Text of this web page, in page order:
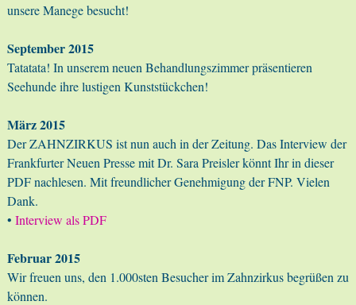
unsere Manege besucht!
September 2015
Tatatata! In unserem neuen Behandlungszimmer präsentieren
Seehunde ihre lustigen Kunststückchen!
März 2015
Der ZAHNZIRKUS ist nun auch in der Zeitung. Das Interview der
Frankfurter Neuen Presse mit Dr. Sara Preisler könnt Ihr in dieser
PDF nachlesen. Mit freundlicher Genehmigung der FNP. Vielen
Dank.
• Interview als PDF
Februar 2015
Wir freuen uns, den 1.000sten Besucher im Zahnzirkus begrüßen zu
können.